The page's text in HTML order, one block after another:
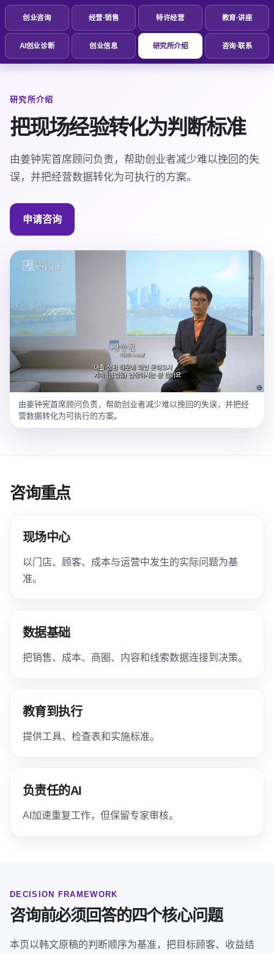
创业咨询 经营·销售 特许经营 教育·讲座
AI创业诊断 创业信息 研究所介绍 咨询·联系
研究所介绍
把现场经验转化为判断标准
由姜钟宪首席顾问负责，帮助创业者减少难以挽回的失
误，并把经营数据转化为可执行的方案。
申请咨询
由姜钟宪首席顾问负责，帮助创业者减少难以挽回的失误，并把经
营数据转化为可执行的方案。
咨询重点
现场中心
以门店、顾客、成本与运营中发生的实际问题为基
准。
数据基础
把销售、成本、商圈、内容和线索数据连接到决策。
教育到执行
提供工具、检查表和实施标准。
负责任的AI
AI加速重复工作，但保留专家审核。
DECISION FRAMEWORK
咨询前必须回答的四个核心问题
本页以韩文原稿的判断顺序为基准，把目标顾客、收益结